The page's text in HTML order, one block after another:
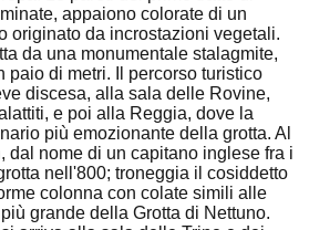
appaiono colorate di un
originato da incrostazioni vegetali.
da una monumentale stalagmite,
paio di metri. Il percorso turistico
discesa, alla sala delle Rovine,
e poi alla Reggia, dove la
più emozionante della grotta. Al
dal nome di un capitano inglese fra i
nell'800; troneggia il cosiddetto
colonna con colate simili alle
grande della Grotta di Nettuno.